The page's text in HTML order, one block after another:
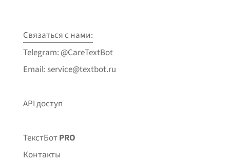
Связаться с нами:
Telegram: @CareTextBot
Email: service@textbot.ru
API доступ
ТекстБотPRO
Контакты